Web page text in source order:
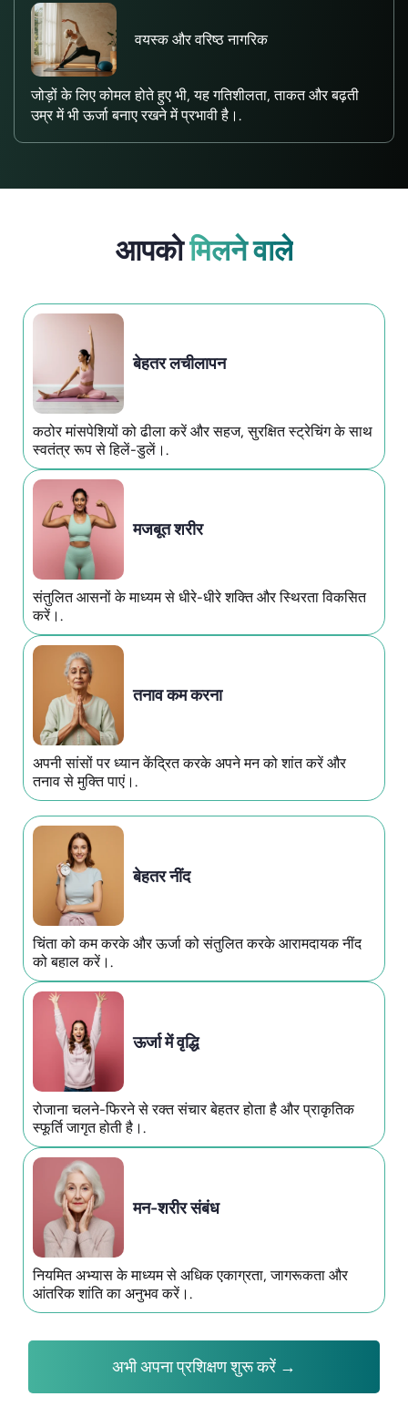
वयस्क और वरिष्ठ नागरिक
जोड़ों के लिए कोमल होते हुए भी, यह गतिशीलता, ताकत और बढ़ती
उम्र में भी ऊर्जा बनाए रखने में प्रभावी है।.
आपकोमिलने वाले
बेहतर लचीलापन
कठोर मांसपेशियों को ढीला करें और सहज, सुरक्षित स्ट्रेचिंग के साथ
स्वतंत्र रूप से हिलें-डुलें।.
मजबूत शरीर
संतुलित आसनों के माध्यम से धीरे-धीरे शक्ति और स्थिरता विकसित
करें।.
तनाव कम करना
अपनी सांसों पर ध्यान केंद्रित करके अपने मन को शांत करें और
तनाव से मुक्ति पाएं।.
अभी अपना प्रशिक्षण शुरू करें →
बेहतर नींद
चिंता को कम करके और ऊर्जा को संतुलित करके आरामदायक नींद
को बहाल करें।.
ऊर्जा में वृद्धि
रोजाना चलने-फिरने से रक्त संचार बेहतर होता है और प्राकृतिक
स्फूर्ति जागृत होती है।.
मन-शरीर संबंध
नियमित अभ्यास के माध्यम से अधिक एकाग्रता, जागरूकता और
आंतरिक शांति का अनुभव करें।.